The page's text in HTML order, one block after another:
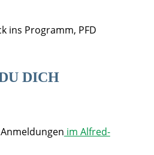
ins Programm, PFD
DICH
im Alfred-